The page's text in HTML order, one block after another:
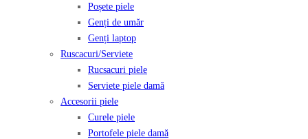
Poșete piele
Genți de umăr
Genți laptop
Ruscacuri/Serviete
Rucsacuri piele
Serviete piele damă
Accesorii piele
Curele piele
Portofele piele damă